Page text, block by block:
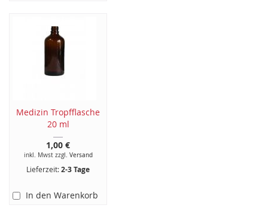
Medizin Tropfflasche
20 ml
1,00 €
inkl. Mwst zzgl. Versand
Lieferzeit:2-3 Tage
In den Warenkorb